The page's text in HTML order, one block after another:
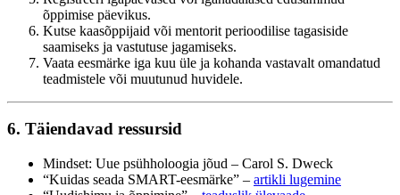
õppimise päevikus.
Kutse kaasõppijaid või mentorit perioodilise tagasiside
saamiseks ja vastutuse jagamiseks.
Vaata eesmärke iga kuu üle ja kohanda vastavalt omandatud
teadmistele või muutunud huvidele.
6. Täiendavad ressursid
Mindset: Uue psühholoogia jõud – Carol S. Dweck
“Kuidas seada SMART-eesmärke” – artikli lugemine